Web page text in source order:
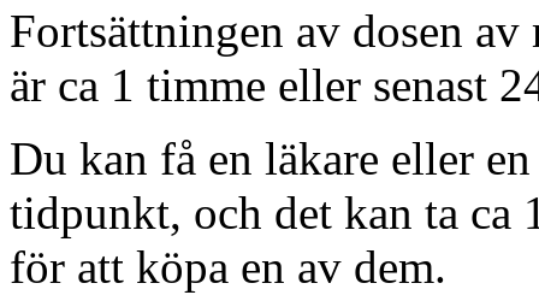
Fortsättningen av dosen
är ca 1 timme eller senast
Du kan få en läkare eller
tidpunkt, och det kan ta ca
för att köpa en av dem.